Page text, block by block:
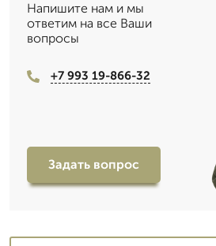
Напишите нам и мы
ответим на все Ваши
вопросы
+7 993 19-866-32
Задать вопрос